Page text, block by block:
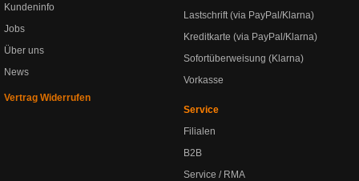
Kundeninfo
Jobs
Über uns
News
Vertrag Widerrufen
Lastschrift (via PayPal/Klarna)
Kreditkarte (via PayPal/Klarna)
Sofortüberweisung (Klarna)
Vorkasse
Service
Filialen
B2B
Service / RMA